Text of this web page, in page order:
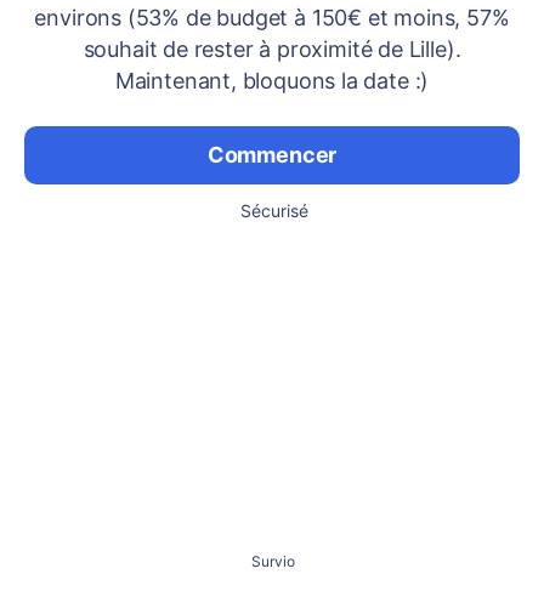
environs (53% de budget à 150€ et moins, 57%
souhait de rester à proximité de Lille).
Maintenant, bloquons la date :)
Commencer
Sécurisé
Survio